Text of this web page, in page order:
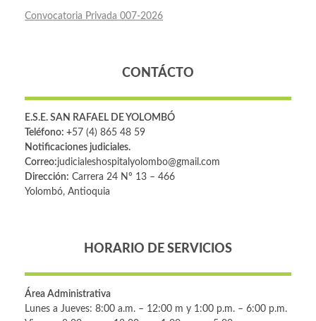
Convocatoria Privada 007-2026
CONTÁCTO
E.S.E. SAN RAFAEL DE YOLOMBÓ
Teléfono: +57 (4) 865 48 59
Notificaciones judiciales.
Correo:judicialeshospitalyolombo@gmail.com
Dirección: Carrera 24 Nº 13 – 466
Yolombó, Antioquia
HORARIO DE SERVICIOS
Área Administrativa
Lunes a Jueves: 8:00 a.m. – 12:00 m y 1:00 p.m. – 6:00 p.m.